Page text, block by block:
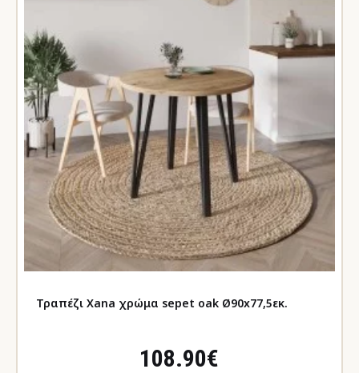
Τραπέζι Xana χρώμα sepet oak Ø90x77,5εκ.
108.90€